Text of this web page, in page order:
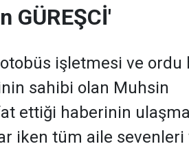
GÜREŞCİ'
otobüs işletmesi ve
sahibi olan Muhsin
ettiği haberinin
iken tüm aile sevenleri